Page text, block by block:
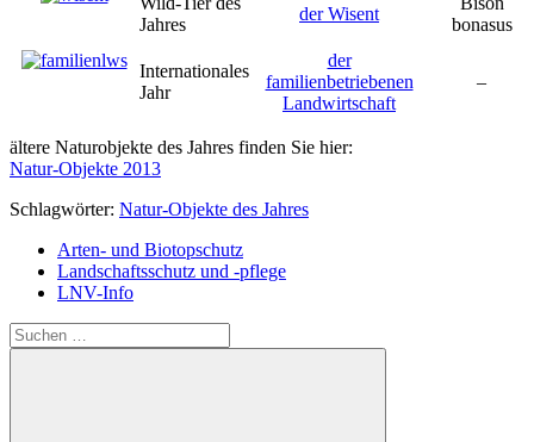
Jahres
der Wisent
bonasus
Internationales
Jahr
der
familienbetriebenen
Landwirtschaft
–
ältere Naturobjekte des Jahres finden Sie hier:
Natur-Objekte 2013
Schlagwörter: Natur-Objekte des Jahres
Arten- und Biotopschutz
Landschaftsschutz und -pflege
LNV-Info
Suchen
nach: